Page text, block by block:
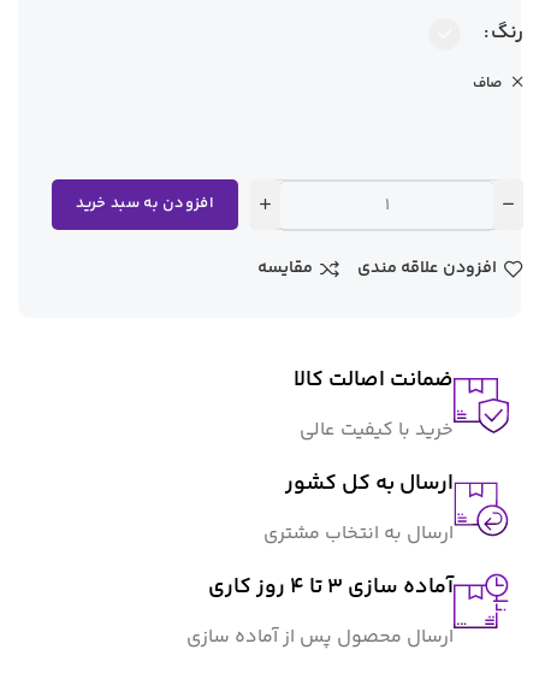
رنگ
صاف
افزودن به سبد خرید
افزودن علاقه مندی مقایسه
ضمانت اصالت کالا
خرید با کیفیت عالی
ارسال به کل کشور
ارسال به انتخاب مشتری
آماده سازی ۳ تا ۴ روز کاری
ارسال محصول پس از آماده سازی